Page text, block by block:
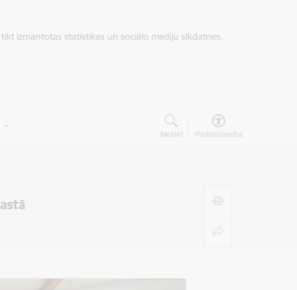
izmantotas statistikas un sociālo mediju sīkdatnes.
Meklēt Piekļūstamība